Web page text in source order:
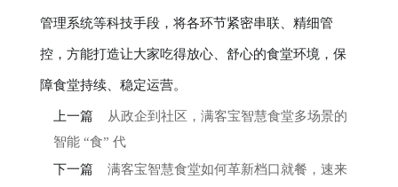
管理系统等科技手段，将各环节紧密串联、精细管
控，方能打造让大家吃得放心、舒心的食堂环境，保
障食堂持续、稳定运营。
上一篇
从政企到社区，满客宝智慧食堂多场景的
智能 “食” 代
下一篇 满客宝智慧食堂如何革新档口就餐，速来